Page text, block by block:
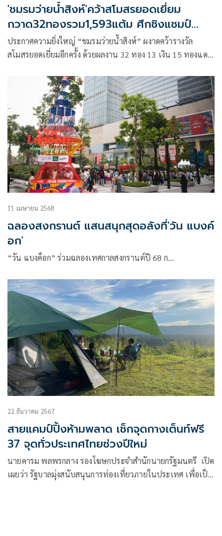
'ชมรมว่ายน้ำสิงห์'คว้าสโมสรยอดเยี่ยม
กวาด32ทองรวม1,593แต้ม ศึกชิงแชมป์
ประเทศไทย2568
ประกาศความยิ่งใหญ่ “ชมรมว่ายน้ำสิงห์” ผงาดคว้ารางวัล
สโมสรยอดเยี่ยมอีกครั้ง ด้วยผลงาน 32 ทอง 13 เงิน 15 ทองแดง
กลับมาช่วยสร้างผลงานยอดเยี่ยมปิดศึกว่ายน้ำชิงแชมป์แห่ง
ประเทศไทย ประจำปี 2568
11 เมษายน 2568
ฉลองสงกรานต์ แสนสนุกสุดอลังที่'วัน แบงค์
อก'
“วัน แบงค็อก” ร่วมฉลองเทศกาลสงกรานต์ปี 68 ก…
22 ธันวาคม 2567
สายแคมป์ปิ้งห้ามพลาด เช็กจุดกางเต็นท์ฟรี
37 จุดทั่วประเทศไทยช่วงปีใหม่
นายคารม พลพรกลาง รองโฆษกประจำสำนักนายกรัฐมนตรี เปิด
เผยว่า รัฐบาลมุ่งสนับสนุนการท่องเที่ยวภายในประเทศ เพื่อเป็น